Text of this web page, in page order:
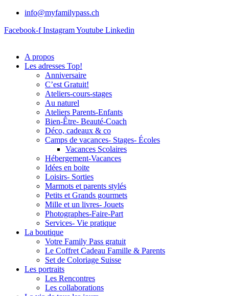
info@myfamilypass.ch
Facebook-f InstagramYoutube Linkedin
A propos
Les adresses Top!
Anniversaire
C’est Gratuit!
Ateliers-cours-stages
Au naturel
Ateliers Parents-Enfants
Bien-Être- Beauté-Coach
Déco, cadeaux & co
Camps de vacances- Stages- Écoles
Vacances Scolaires
Hébergement-Vacances
Idées en boite
Loisirs- Sorties
Marmots et parents stylés
Petits et Grands gourmets
Mille et un livres- Jouets
Photographes-Faire-Part
Services- Vie pratique
La boutique
Votre Family Pass gratuit
Le Coffret Cadeau Famille & Parents
Set de Coloriage Suisse
Les portraits
Les Rencontres
Les collaborations